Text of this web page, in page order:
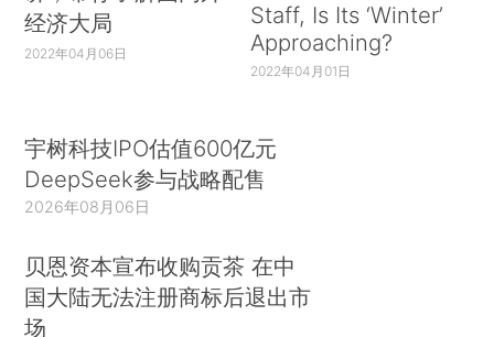
经济大局
2022年04月06日
Staff, Is Its ‘Winter’
Approaching?
2022年04月01日
宇树科技IPO估值600亿元
DeepSeek参与战略配售
2026年08月06日
贝恩资本宣布收购贡茶 在中
国大陆无法注册商标后退出市
场